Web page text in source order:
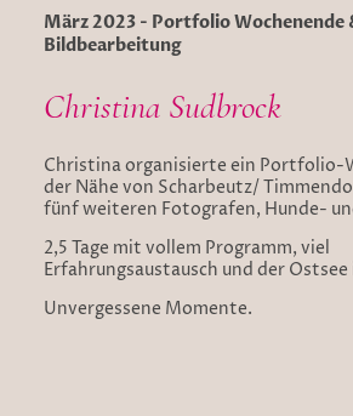
März 2023 - Portfolio Wochenende
Bildbearbeitung
Christina Sudbrock
Christina organisierte ein Portfolio-
der Nähe von Scharbeutz/
fünf weiteren Fotografen, Hunde-
2,5 Tage mit vollem Programm, viel
Erfahrungsaustausch und der Ostsee
Unvergessene Momente.